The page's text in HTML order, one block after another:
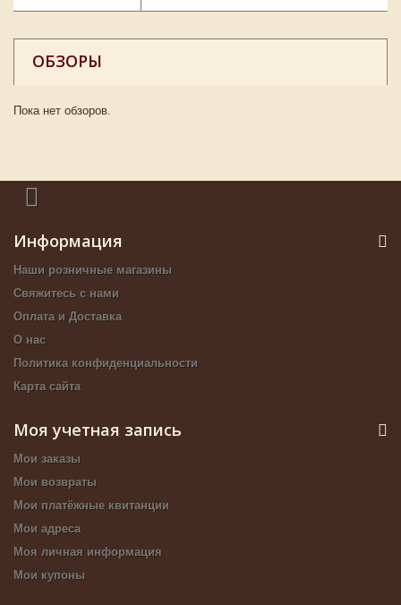
ОБЗОРЫ
Пока нет обзоров.
Информация
Наши розничные магазины
Свяжитесь с нами
Оплата и Доставка
О нас
Политика конфиденциальности
Карта сайта
Моя учетная запись
Мои заказы
Мои возвраты
Мои платёжные квитанции
Мои адреса
Моя личная информация
Мои купоны